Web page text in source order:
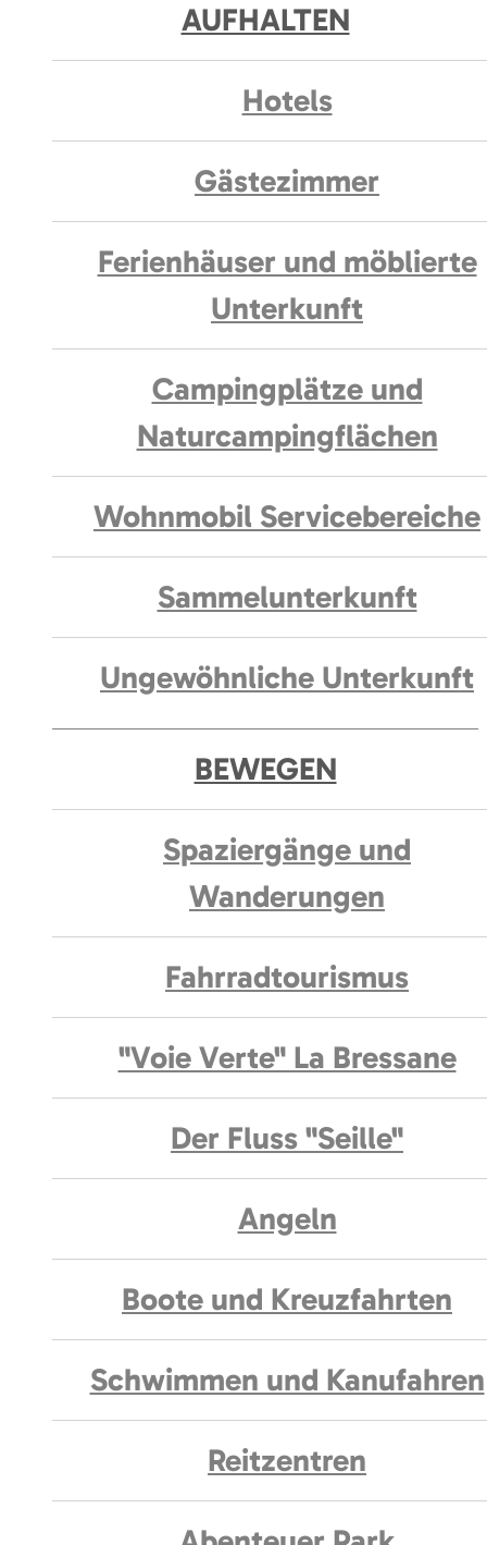
AUFHALTEN
Hotels
Gästezimmer
Ferienhäuser und möblierte
Unterkunft
Campingplätze und
Naturcampingflächen
Wohnmobil Servicebereiche
Sammelunterkunft
Ungewöhnliche Unterkunft
BEWEGEN
Spaziergänge und
Wanderungen
Fahrradtourismus
"Voie Verte" La Bressane
Der Fluss "Seille"
Angeln
Boote und Kreuzfahrten
Schwimmen und Kanufahren
Reitzentren